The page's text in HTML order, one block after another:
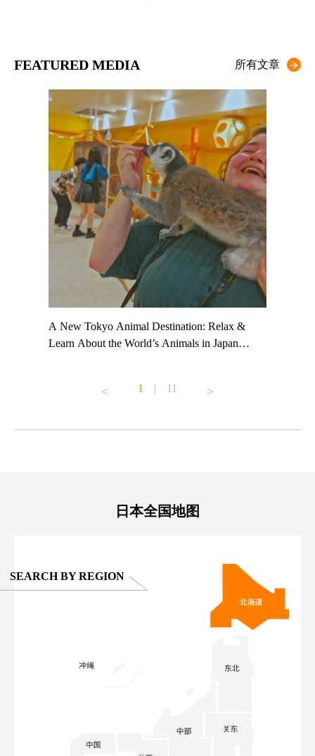
FEATURED MEDIA 所有文章
#kyoto
A New Tokyo Animal Destination: Relax &
Learn About the World’s Animals in Japan
#japantrip #카피바라 #애니터치 #아이와가볼
京親子景點 #日本動物互動體驗 #水豚泡澡 #
1 | 11
日本全国地图
SEARCH BY REGION